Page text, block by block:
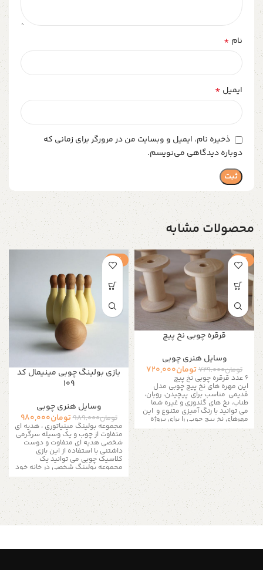
نام *
ایمیل *
ذخیره نام، ایمیل و وبسایت من در مرورگر برای زمانی که
دوباره دیدگاهی می‌نویسم.
محصولات مشابه
-1%
قرقره چوبی نخ پیچ
وسایل هنری چوبی
تومان729,000تومان720,000
۶ عدد قرقره چوبی نخ پیچ
این مهره های نخ پیچ چوبی مدل
قدیمی مناسب برای پیچیدن، روبان،
طناب، نخ های گلدوزی و غیره شما
می توانید با رنگ آمیزی متنوع و این
مهرهای نخ پیچ چوبی را برای پروژه
های هنری و صنایع دستی استفاده
کنید این مجموعه برای بچه ها عالی
است تخیلت را محدود نکن! قبل از
خرید، لطفا توضیحات فروشگاه برای
محصولات و شرایط و ضوابط خرید
محصولا دست ساز را مطالعه کنید.
این محصولات بدون روکش و کاملآ
همرنگ چوب های استفاده شده و
روشن هست تصاویر تا حد بسیار به
رنگ های واقعی محصول نزدیک است
با این حال، با توجه به عکاسی و
نظارت بر تنظیم رنگ، تفاوت های جزئی
می تواند مشاهده شوددر صورتی
شمعدان ها را خریداری کنیداین
-1%
بازی بولینگ چوبی مینیمال کد
۱۰۹
وسایل هنری چوبی
تومان989,000تومان980,000
مجموعه بولینگ مینیاتوری ، هدیه ای
متفاوت از چوب و یک وسیله سرگرمی
شخصی هدیه ای متفاوت و دوست
داشتنی با استفاده از این بازی
کلاسیک چوبی می توانید یک
مجموعه بولینگ شخصی در خانه خود
ایجاد کنیدیک سرگرمی عالی برای
همه سنین: از کودکان نو پا ، پیش
دبستانی ها و حتی کودکان در سن
مدرسه تا والدینشان که می توانند در
تفریح و سرگرمی و بازی با پین های
چوبی به فرزندانشان بپیوندند. در
اینجا یک فرصت برای راه اندازی بازی
است.این مجموعه یک بازی عالی برای